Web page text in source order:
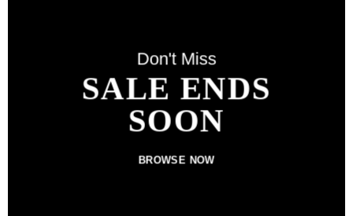
Don't Miss
SALE ENDS
SOON
BROWSE NOW